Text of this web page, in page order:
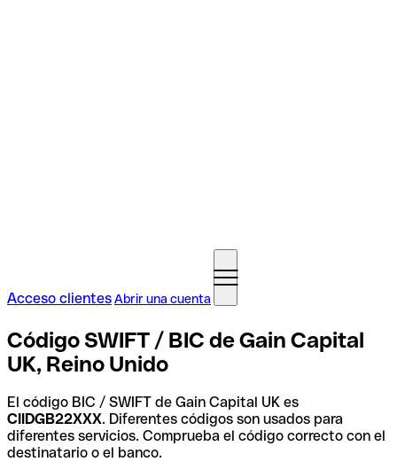
Acceso clientesAbrir una cuenta
Código SWIFT / BIC de Gain Capital
UK, Reino Unido
El código BIC / SWIFT de Gain Capital UK es
CIIDGB22XXX. Diferentes códigos son usados para
diferentes servicios. Comprueba el código correcto con el
destinatario o el banco.